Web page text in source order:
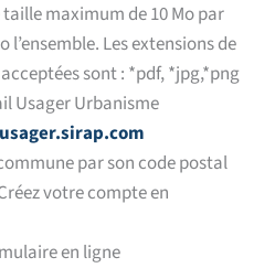
maximum de 10 Mo par
l’ensemble. Les extensions de
sont : *pdf, *jpg,*png
Usager Urbanisme
par son code postal
votre compte en
en ligne